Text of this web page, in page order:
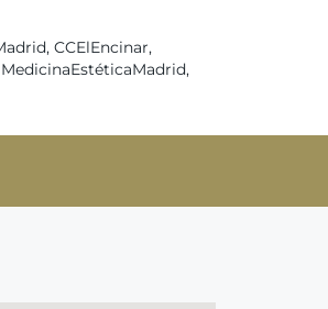
,CCElEncinar,
MedicinaEstéticaMadrid,